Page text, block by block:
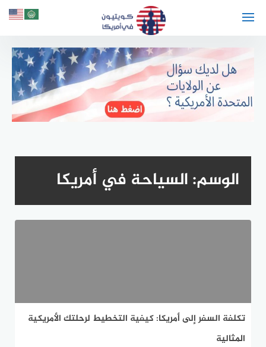
الوسم:السياحة في أمريكا
تكلفة السفر إلى أمريكا: كيفية التخطيط لرحلتك الأمريكية
المثالية